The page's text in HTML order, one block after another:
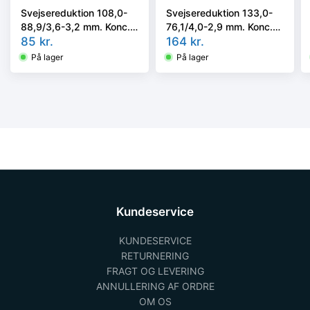
Svejsereduktion 108,0-
88,9/3,6-3,2 mm. Konc.
Kval. P235GH, EN 10253-
2/rk2 type B
85 kr.
På lager
Svejsereduktion 133,0-
76,1/4,0-2,9 mm. Konc.
Kval. P235GH, EN 10253-
2/rk2 type B
164 kr.
På lager
Kundeservice
KUNDESERVICE
RETURNERING
FRAGT OG LEVERING
ANNULLERING AF ORDRE
OM OS